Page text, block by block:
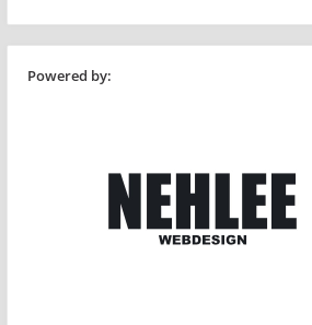
Powered by: